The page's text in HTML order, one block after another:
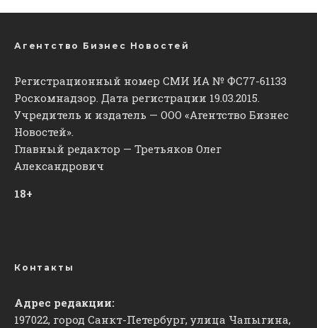
Агентство Бизнес Новостей
Регистрационный номер СМИ ИА № ФС77-61133
Роскомнадзор. Дата регистрации 19.03.2015.
Учредитель и издатель — ООО «Агентство Бизнес
Новостей».
Главный редактор — Третьяков Олег
Александрович
18+
Контакты
Адрес редакции:
197022, город Санкт-Петербург, улица Чапыгина,